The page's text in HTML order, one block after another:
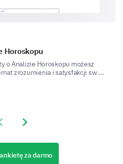
comments or
the enrollment
Horoskopu
o Analizie Horoskopu możesz
zrozumienia i satysfakcji sw ...
slide
Next slide
za darmo